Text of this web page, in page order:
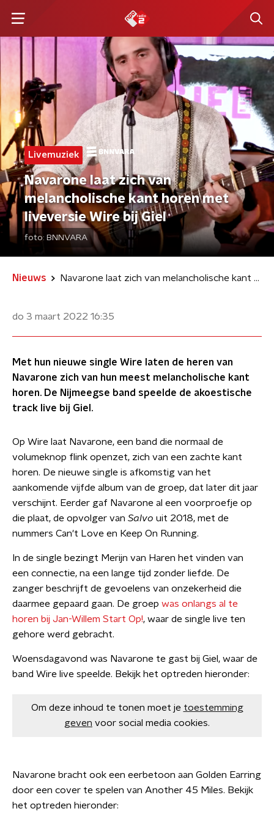
Livemuziek
Navarone laat zich van
melancholische kant horen met
liveversie Wire bij Giel
foto: BNNVARA
Nieuws Navarone laat zich van melancholische kant horen met liveversie Wire bij Giel
do 3 maart 2022 16:35
Met hun nieuwe single Wire laten de heren van
Navarone zich van hun meest melancholische kant
horen. De Nijmeegse band speelde de akoestische
track live bij Giel.
Op Wire laat Navarone, een band die normaal de
volumeknop flink openzet, zich van een zachte kant
horen. De nieuwe single is afkomstig van het
aankomende vijfde album van de groep, dat later dit jaar
verschijnt. Eerder gaf Navarone al een voorproefje op
die plaat, de opvolger van Salvo uit 2018, met de
nummers Can't Love en Keep On Running.
In de single bezingt Merijn van Haren het vinden van
een connectie, na een lange tijd zonder liefde. De
zanger beschrijft de gevoelens van onzekerheid die
daarmee gepaard gaan. De groep was onlangs al te
horen bij Jan-Willem Start Op!, waar de single live ten
gehore werd gebracht.
Woensdagavond was Navarone te gast bij Giel, waar de
band Wire live speelde. Bekijk het optreden hieronder:
Om deze inhoud te tonen moet je toestemming
geven voor social media cookies.
Navarone bracht ook een eerbetoon aan Golden Earring
door een cover te spelen van Another 45 Miles. Bekijk
het optreden hieronder: